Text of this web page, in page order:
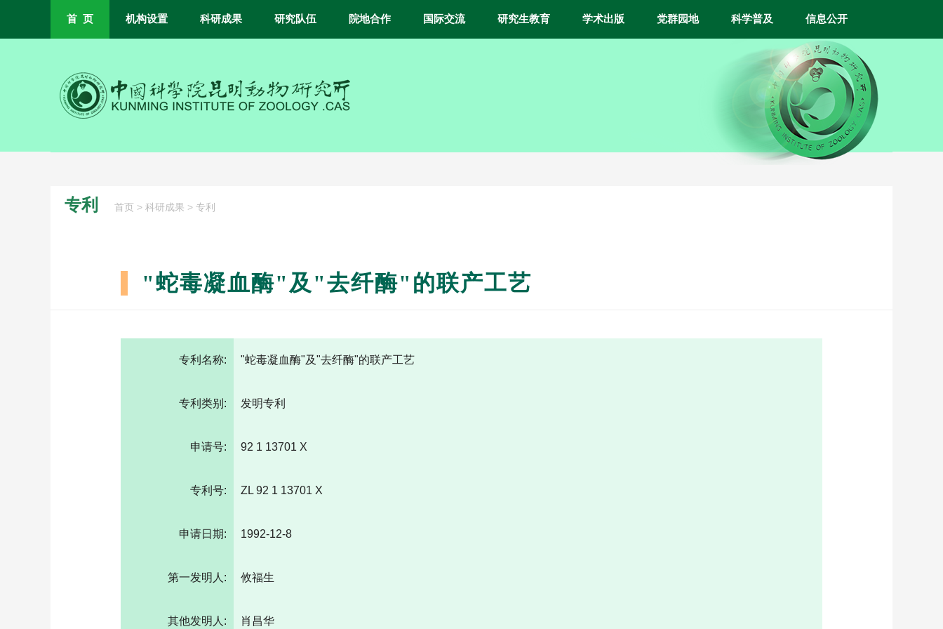
首 页 机构设置 科研成果 研究队伍 院地合作 国际交流 研究生教育 学术出版 党群园地 科学普及 信息公开
专利 首页 > 科研成果 > 专利
"蛇毒凝血酶"及"去纤酶"的联产工艺
专利名称: "蛇毒凝血酶"及"去纤酶"的联产工艺
专利类别: 发明专利
申请号: 92 1 13701 X
专利号: ZL 92 1 13701 X
申请日期: 1992-12-8
第一发明人: 攸福生
其他发明人: 肖昌华